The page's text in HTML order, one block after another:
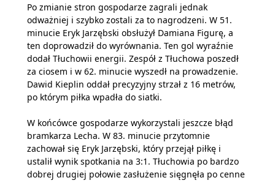
Po zmianie stron gospodarze zagrali jednak
odważniej i szybko zostali za to nagrodzeni. W 51.
minucie Eryk Jarzębski obsłużył Damiana Figurę, a
ten doprowadził do wyrównania. Ten gol wyraźnie
dodał Tłuchowii energii. Zespół z Tłuchowa poszedł
za ciosem i w 62. minucie wyszedł na prowadzenie.
Dawid Kieplin oddał precyzyjny strzał z 16 metrów,
po którym piłka wpadła do siatki.
W końcówce gospodarze wykorzystali jeszcze błąd
bramkarza Lecha. W 83. minucie przytomnie
zachował się Eryk Jarzębski, który przejął piłkę i
ustalił wynik spotkania na 3:1. Tłuchowia po bardzo
dobrej drugiej połowie zasłużenie sięgnęła po cenne